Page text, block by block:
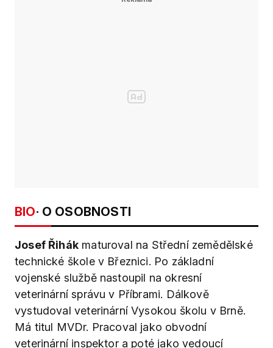
BIO· O OSOBNOSTI
Josef Řihákmaturoval na Střední zemědělské
technické škole v Březnici. Po základní
vojenské službě nastoupil na okresní
veterinární správu v Příbrami. Dálkově
vystudoval veterinární Vysokou školu v Brně.
Má titul MVDr. Pracoval jako obvodní
veterinární inspektor a poté jako vedoucí